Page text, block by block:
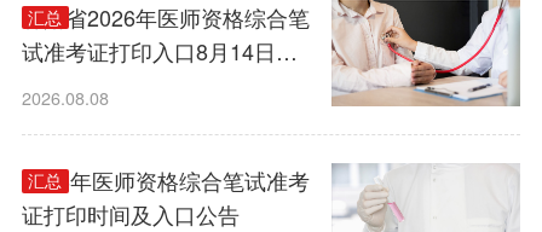
汇总
甘肃省2026年医师资格综合笔
试准考证打印入口8月14日开
2026.08.08
汇总
2026年医师资格综合笔试准考
证打印时间及入口公告